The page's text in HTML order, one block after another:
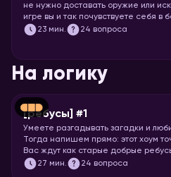
не нужно доставать оружие или
игре вы и так почувствуете себя в
Спросим вас про все 11 сезонов
23 мин. 24 вопроса
На логику
[ребусы] #1
Умеете разгадывать загадки и
Тогда напишем прямо: этот хоум
Вас ждут как старые добрые
вопросы с визуальными
27 мин. 24 вопроса